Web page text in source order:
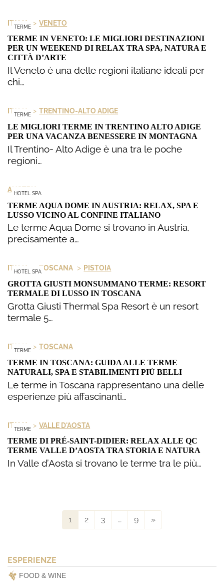
TERME
ITALIA > VENETO
TERME IN VENETO: LE MIGLIORI DESTINAZIONI
PER UN WEEKEND DI RELAX TRA SPA, NATURA E
CITTÀ D’ARTE
Il Veneto è una delle regioni italiane ideali per
chi…
TERME
ITALIA > TRENTINO-ALTO ADIGE
LE MIGLIORI TERME IN TRENTINO ALTO ADIGE
PER UNA VACANZA BENESSERE IN MONTAGNA
Il Trentino- Alto Adige è una tra le poche
regioni…
HOTEL SPA
AUSTRIA
TERME AQUA DOME IN AUSTRIA: RELAX, SPA E
LUSSO VICINO AL CONFINE ITALIANO
Le terme Aqua Dome si trovano in Austria,
precisamente a…
HOTEL SPA
ITALIA > TOSCANA > PISTOIA
GROTTA GIUSTI MONSUMMANO TERME: RESORT
TERMALE DI LUSSO IN TOSCANA
Grotta Giusti Thermal Spa Resort è un resort
termale 5…
TERME
ITALIA > TOSCANA
TERME IN TOSCANA: GUIDA ALLE TERME
NATURALI, SPA E STABILIMENTI PIÙ BELLI
Le terme in Toscana rappresentano una delle
esperienze più affascinanti…
TERME
ITALIA > VALLE D'AOSTA
TERME DI PRÉ-SAINT-DIDIER: RELAX ALLE QC
TERME VALLE D’AOSTA TRA STORIA E NATURA
In Valle d’Aosta si trovano le terme tra le più…
1 2 3 … 9 »
ESPERIENZE
FOOD & WINE